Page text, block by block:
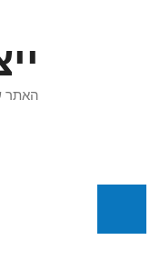
האתר